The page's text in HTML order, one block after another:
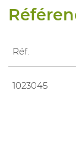
Réf.
1023045